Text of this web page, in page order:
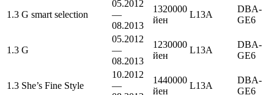
1.3 G smart selection
05.2012
—
08.2013
1320000
йен
L13A
DBA-
GE6
1.3 G
05.2012
—
08.2013
1230000
йен
L13A
DBA-
GE6
1.3 She’s Fine Style
10.2012
—
1440000
йен
L13A
DBA-
GE6